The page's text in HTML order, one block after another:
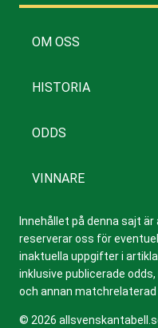
OM OSS
HISTORIA
ODDS
VINNARE
Innehållet på denna sajt
reserverar oss för
inaktuella uppgifter i
inklusive publicerade
och annan matchrelaterad
© 2026